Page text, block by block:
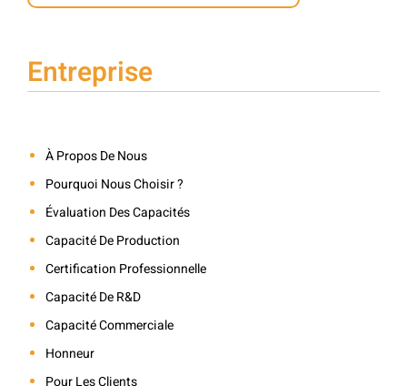
Entreprise
À Propos De Nous
Pourquoi Nous Choisir ?
Évaluation Des Capacités
Capacité De Production
Certification Professionnelle
Capacité De R&D
Capacité Commerciale
Honneur